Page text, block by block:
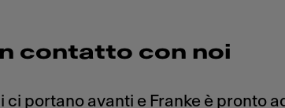
contatto con noi
ci portano avanti e Franke è pronto